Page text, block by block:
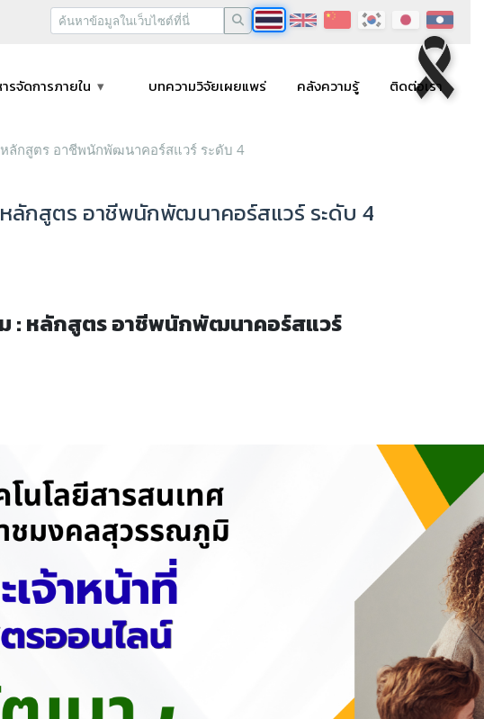
รจัดการภายใน บทความวิจัยเผยแพร่ คลังความรู้ ติดต่อเรา
ลักสูตร อาชีพนักพัฒนาคอร์สแวร์ ระดับ 4
ลักสูตร อาชีพนักพัฒนาคอร์สแวร์ ระดับ 4
ม : หลักสูตร อาชีพนักพัฒนาคอร์สแวร์